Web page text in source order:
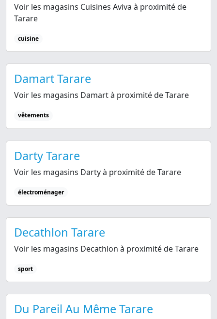
Voir les magasins Cuisines Aviva à proximité de
Tarare
cuisine
Damart Tarare
Voir les magasins Damart à proximité de Tarare
vêtements
Darty Tarare
Voir les magasins Darty à proximité de Tarare
électroménager
Decathlon Tarare
Voir les magasins Decathlon à proximité de Tarare
sport
Du Pareil Au Même Tarare